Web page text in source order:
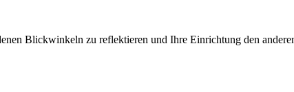
Blickwinkeln zu reflektieren und Ihre Einrichtung den